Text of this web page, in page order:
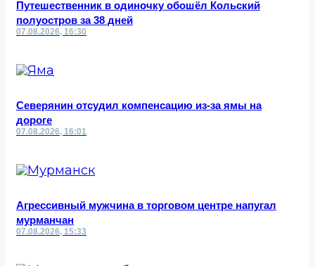
Путешественник в одиночку обошёл Кольский
полуостров за 38 дней
07.08.2026, 16:30
Северянин отсудил компенсацию из-за ямы на
дороге
07.08.2026, 16:01
Агрессивный мужчина в торговом центре напугал
мурманчан
07.08.2026, 15:33